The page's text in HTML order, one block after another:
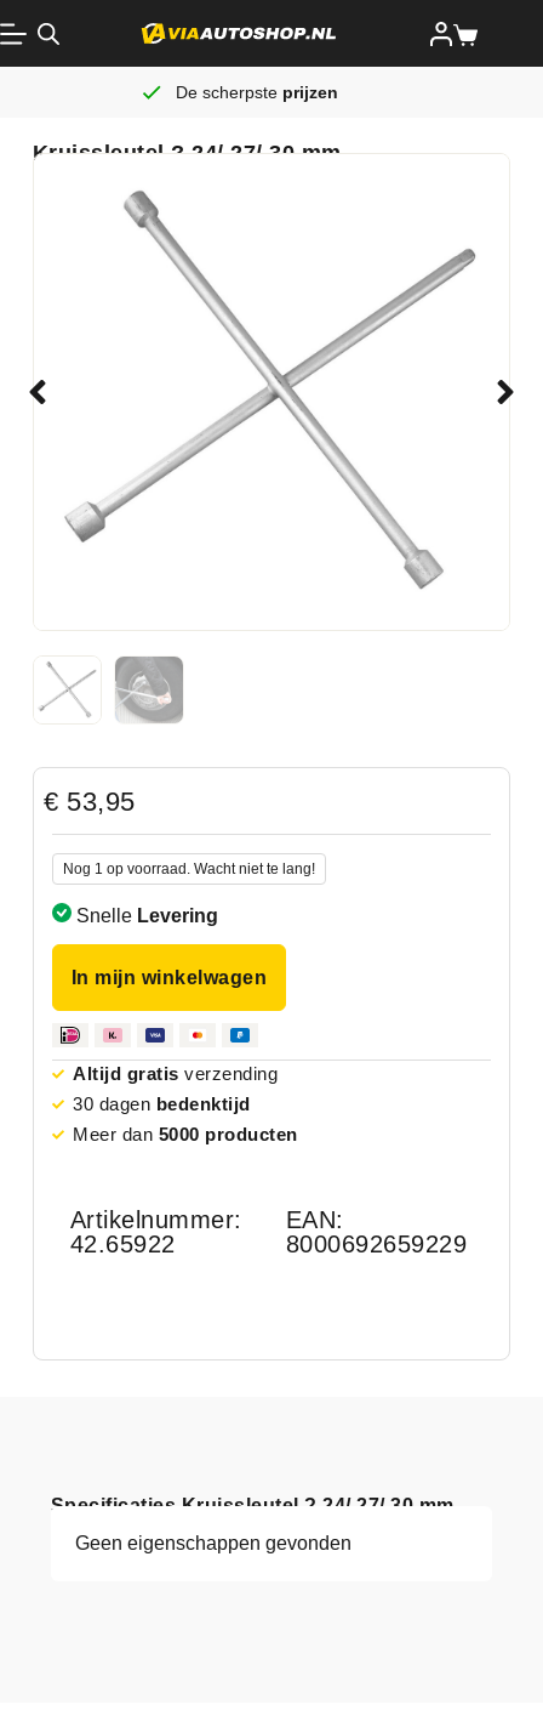
De scherpste prijzen
Kruissleutel ? 24/ 27/ 30 mm
€ 53,95
Nog 1 op voorraad. Wacht niet te lang!
Snelle Levering
In mijn winkelwagen
Altijd gratis verzending
30 dagen bedenktijd
Meer dan 5000 producten
Artikelnummer:
42.65922
EAN:
8000692659229
Specificaties Kruissleutel ? 24/ 27/ 30 mm
Geen eigenschappen gevonden